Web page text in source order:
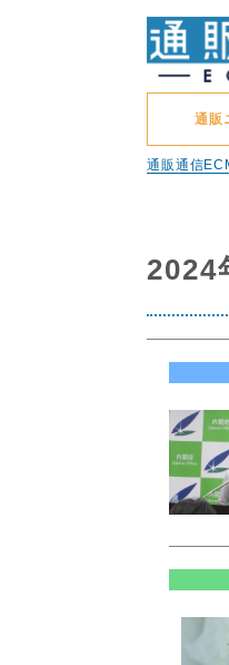
通販
通販通信
2024